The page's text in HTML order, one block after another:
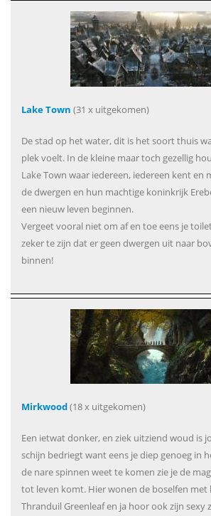
Lake Town (31 x uitgekomen)
De stad op het water, dit is het soort thuis
plek voelt. In de kleine maar toch gezellig
Lake Town waar iedereen, iedereen kent en
de dwergen en hun machtige koninkrijk
een nieuw leven beginnen.
Vergeet vooral niet om af en toe eens je
zeker te zijn dat er geen dwergen uit naar
binnen!
Mirkwood(18 x uitgekomen)
Een ietwat donker, en ziek uitziend woud is
schijn bedriegt want eens je diep genoeg in
de nare spinnen weet te komen zie je de
tot leven komt. Hier wonen de boselfen met
Thranduil Greenleaf en ja hoor ook zijn sexy